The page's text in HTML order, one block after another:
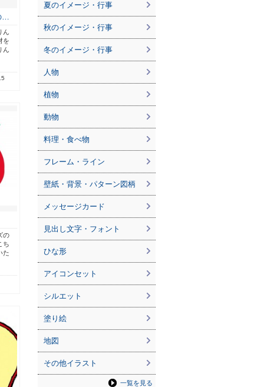
…
ん
を
ん
の
ち
た
夏のイメージ・行事
秋のイメージ・行事
冬のイメージ・行事
人物
植物
動物
料理・食べ物
フレーム・ライン
壁紙・背景・パターン図柄
メッセージカード
見出し文字・フォント
ひな形
アイコンセット
シルエット
塗り絵
地図
その他イラスト
一覧を見る